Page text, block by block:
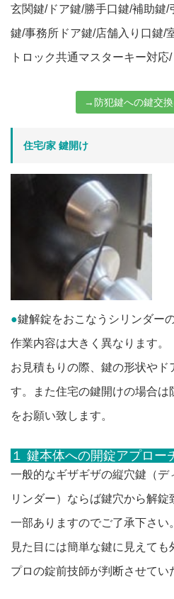
玄関鍵/ドア鍵/勝手口鍵/補助鍵/
鍵/事務所ドア鍵/店舗入り口鍵/
トロック共通マスターキー対
→防犯鍵への鍵交
住宅/家 鍵開け
●鍵解錠をおこなうシリンダー
作業内容は大きく異なります。
お見積もりの際、鍵の形状やド
す。また住宅の鍵開けの場合
をお願い致します。
１ 鍵本体への開錠アプロー
一般的なギザギザの縦穴鍵（デ
リンダー）ならば鍵穴から解
一部ありますのでご了承下さい。
見た目には簡単な鍵に見えて
プロの錠前技師が判断させてい